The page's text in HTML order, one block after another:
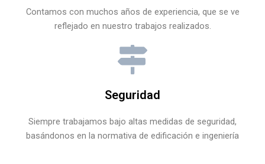
Contamos con muchos años de experiencia, que se ve
reflejado en nuestro trabajos realizados.
Seguridad
Siempre trabajamos bajo altas medidas de seguridad,
basándonos en la normativa de edificación e ingeniería